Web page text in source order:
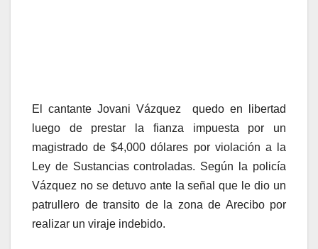
El cantante Jovani Vázquez quedo en libertad
luego de prestar la fianza impuesta por un
magistrado de $4,000 dólares por violación a la
Ley de Sustancias controladas. Según la policía
Vázquez no se detuvo ante la señal que le dio un
patrullero de transito de la zona de Arecibo por
realizar un viraje indebido.